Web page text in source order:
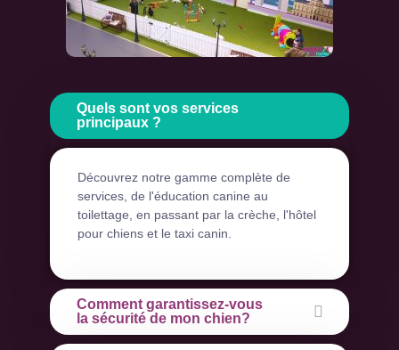
Quels sont vos services
principaux ?
Découvrez notre gamme complète de
services, de l'éducation canine au
toilettage, en passant par la crèche, l'hôtel
pour chiens et le taxi canin.
Comment garantissez-vous
la sécurité de mon chien?